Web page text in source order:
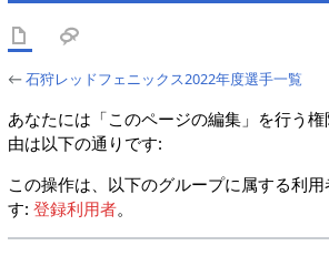
←石狩レッドフェニックス2022年度選手一覧
あなたには「このページの編集」を行う
由は以下の通りです:
この操作は、以下のグループに属する利
す: 登録利用者。